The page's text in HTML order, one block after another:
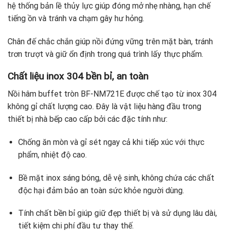
hệ thống bản lề thủy lực giúp đóng mở nhẹ nhàng, hạn chế
tiếng ồn và tránh va chạm gây hư hỏng.
Chân đế chắc chắn giúp nồi đứng vững trên mặt bàn, tránh
trơn trượt và giữ ổn định trong quá trình lấy thực phẩm.
Chất liệu inox 304 bền bỉ, an toàn
Nồi hâm buffet tròn BF-NM721E được chế tạo từ inox 304
không gỉ chất lượng cao. Đây là vật liệu hàng đầu trong
thiết bị nhà bếp cao cấp bởi các đặc tính như:
Chống ăn mòn và gỉ sét ngay cả khi tiếp xúc với thực
phẩm, nhiệt độ cao.
Bề mặt inox sáng bóng, dễ vệ sinh, không chứa các chất
độc hại đảm bảo an toàn sức khỏe người dùng.
Tính chất bền bỉ giúp giữ đẹp thiết bị và sử dụng lâu dài,
tiết kiệm chi phí đầu tư thay thế.